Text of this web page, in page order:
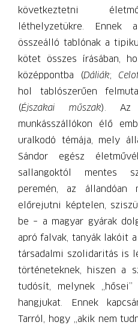
következtetni
léthelyzetükre. Ennek a
összeálló tablónak a
kötet összes írásában,
középpontba (Dáliák;
hol tablószerűen
(Éjszakai műszak). Az
munkásszállókon élő
uralkodó témája, mely
Sándor egész
sallangoktól mentes
peremén, az állandóan
előrejutni képtelen,
be – a magyar gyárak
apró falvak, tanyák lakóit a
társadalmi szolidaritás is
történeteknek, hiszen a
tudósít, melynek
hangjukat. Ennek
Tarról, hogy „akik nem